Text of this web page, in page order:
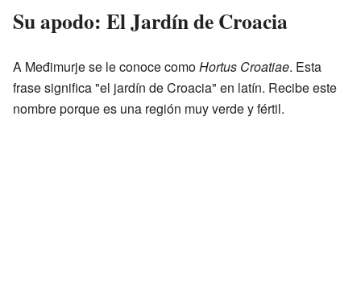
Su apodo: El Jardín de Croacia
A Međimurje se le conoce comoHortus Croatiae. Esta
frase significa "el jardín de Croacia" en latín. Recibe este
nombre porque es una región muy verde y fértil.